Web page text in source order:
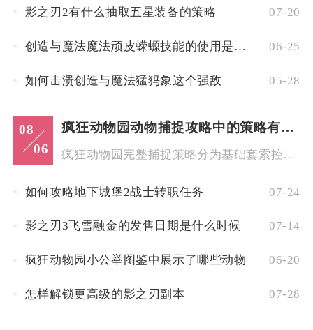
影之刃2有什么抽取五星装备的策略 07-20
创造与魔法魔法顽皮蝾螈技能的使用是否有限制 06-25
如何击溃创造与魔法猛犸象这个强敌 05-28
08
06
疯狂动物园动物捕捉攻略中的策略有哪些
疯狂动物园完整捕捉策略分为基础套索控宠、隐藏动物条件触发、地...
如何攻略地下城堡2战士转职任务 07-24
影之刃3飞雪融金的发售日期是什么时候 07-14
疯狂动物园小公举图鉴中展示了哪些动物 06-20
怎样解锁更高级的影之刃副本 07-28